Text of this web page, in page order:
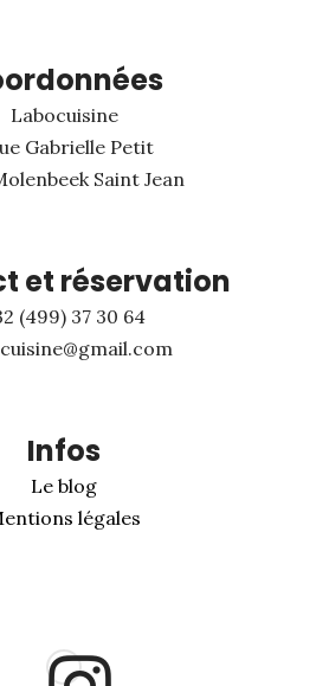
Labocuisine
Gabrielle Petit
Saint Jean
et réservation
(499) 37 30 64
Infos
Le blog
légales